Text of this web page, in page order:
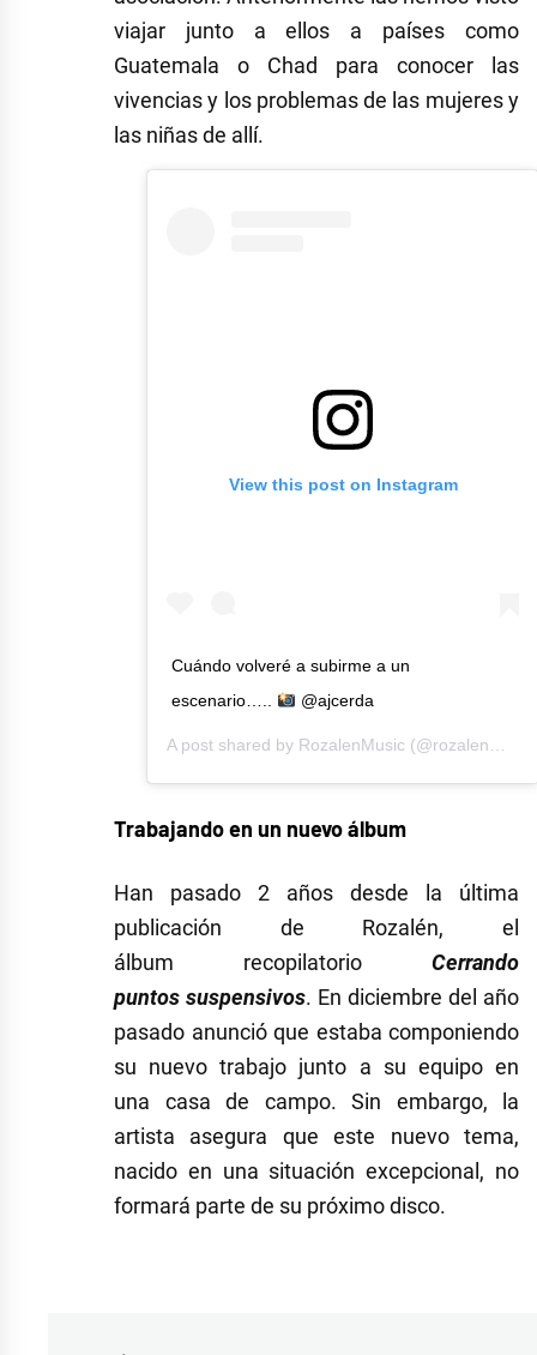
viajar junto a ellos a países como
Guatemala o Chad para conocer las
vivencias y los problemas de las mujeres y
las niñas de allí.
View this post on Instagram
Cuándo volveré a subirme a un
escenario…..
@ajcerda
A post shared by RozalenMusic (@rozalenmusic) on
Trabajando en un nuevo álbum
Han pasado 2 años desde la última
publicación de Rozalén, el
álbum recopilatorio Cerrando
puntos suspensivos. En diciembre del año
pasado anunció que estaba componiendo
su nuevo trabajo junto a su equipo en
una casa de campo. Sin embargo, la
artista asegura que este nuevo tema,
nacido en una situación excepcional, no
formará parte de su próximo disco.